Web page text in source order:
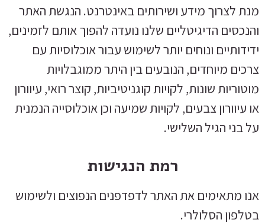
מנת לצרוך מידע ושירותים באינטרנט. הנגשת האתר
והנכסים הדיגיטליים שלנו נועדה להפוך אותם לזמינים,
ידידותיים ונוחים יותר לשימוש עבור אוכלוסיות עם
צרכים מיוחדים, הנובעים בין היתר ממוגבלויות
מוטוריות שונות, לקויות קוגניטיביות, קוצר רואי, עיוורון
או עיוורון צבעים, לקויות שמיעה וכן אוכלוסייה הנמנית
על בני הגיל השלישי.
רמת הנגישות
אנו מתאימים את האתר לדפדפנים הנפוצים ולשימוש
בטלפון הסלולרי.